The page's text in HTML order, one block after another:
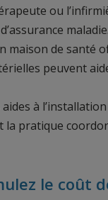
ou
maladie.
maison de santé
peuvent
à
la pratique
le coût